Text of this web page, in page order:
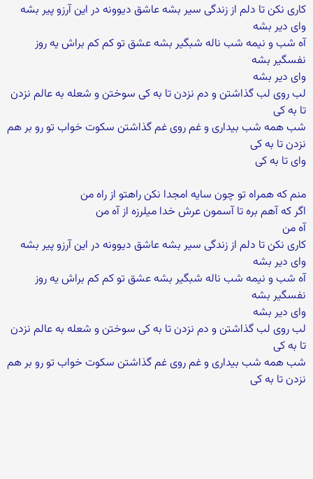
کاری نکن تا دلم از زندگی سیر بشه عاشق دیوونه در این آرزو پیر بشه
وای دیر بشه
آه شب و نیمه شب ناله شبگیر بشه عشق تو کم کم براش یه روز
نفسگیر بشه
وای دیر بشه
لب روی لب گذاشتن و دم نزدن تا به کی سوختن و شعله به عالم نزدن
تا به کی
شب همه شب بیداری و غم روی غم گذاشتن سکوت خواب تو رو بر هم
نزدن تا به کی
وای تا به کی
منم که همراه تو چون سایه امجدا نکن راهتو از راه من
اگر که آهم بره تا آسمون عرش خدا میلرزه از آه من
آه من
کاری نکن تا دلم از زندگی سیر بشه عاشق دیوونه در این آرزو پیر بشه
وای دیر بشه
آه شب و نیمه شب ناله شبگیر بشه عشق تو کم کم براش یه روز
نفسگیر بشه
وای دیر بشه
لب روی لب گذاشتن و دم نزدن تا به کی سوختن و شعله به عالم نزدن
تا به کی
شب همه شب بیداری و غم روی غم گذاشتن سکوت خواب تو رو بر هم
نزدن تا به کی